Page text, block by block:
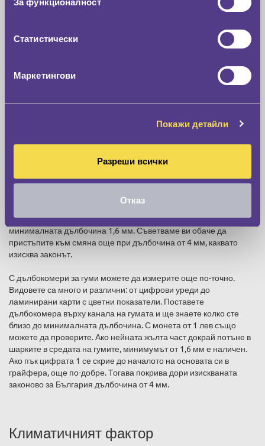
За функционалност
Статистически
Маркетингови
Покажи детайли
Разреши всички
Отказ
дълбочина
нашите бързи съвети. Първо вижте индикаторите за износване
на протектора, вградени в каналите на гумите. Ако гумата се е
износила до нивото на тези малки хоризонтални ленти,
равномерно разположени по периферията, сте достигнали
минималната дълбочина 1,6 мм. Съветваме ви обаче да
пристъпите към смяна още при дълбочина от 4 мм, каквато
изисква законът.
С дълбокомери за гуми можете да измерите още по-точно.
Видовете са много и различни: от цифрови уреди до
ламинирани карти с цветни показатели. Поставете
дълбокомера върху канала на гумата и ще знаете колко сте
близо до минималната дълбочина. С монета от 1 лев също
можете да проверите. Ако нейната жълта част докрай потъне в
шарките в средата на гумите, минимумът от 1,6 мм е наличен.
Ако пък цифрата 1 се скрие до началото на основата си в
грайфера, още по-добре. Тогава покрива дори изискваната
законово за България дълбочина от 4 мм.
Климатичният фактор